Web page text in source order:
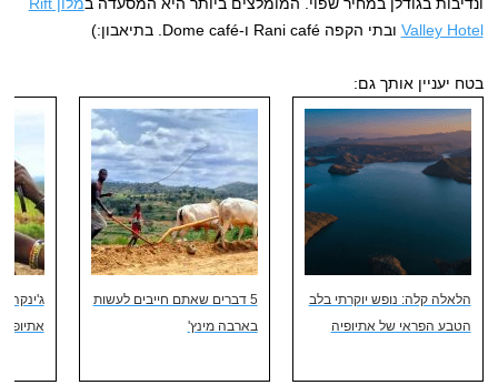
Valley Hotel ובתי הקפה Rani café ו-Dome café. בתיאבון:)
בטח יעניין אותך גם:
הלאלה קלה: נופש יוקרתי בלב
הטבע הפראי של אתיופיה
5 דברים שאתם חייבים לעשות
בארבה מינץ'
ג'ינקה
אתיופיה